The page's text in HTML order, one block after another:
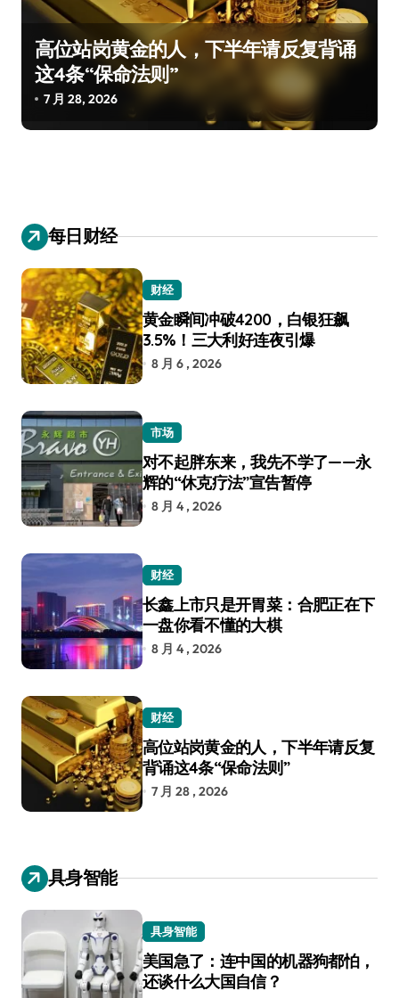
高位站岗黄金的人，下半年请反复背诵
这4条“保命法则”
7 月 28, 2026
每日财经
财经
黄金瞬间冲破4200，白银狂飙
3.5%！三大利好连夜引爆
8 月 6 , 2026
市场
对不起胖东来，我先不学了——永
辉的“休克疗法”宣告暂停
8 月 4 , 2026
财经
长鑫上市只是开胃菜：合肥正在下
一盘你看不懂的大棋
8 月 4 , 2026
财经
高位站岗黄金的人，下半年请反复
背诵这4条“保命法则”
7 月 28 , 2026
具身智能
具身智能
美国急了：连中国的机器狗都怕，
还谈什么大国自信？